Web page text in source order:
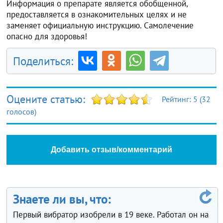
Информация о препарате является обобщенной,
предоставляется в ознакомительных целях и не
заменяет официальную инструкцию. Самолечение
опасно для здоровья!
Поделиться:
Оцените статью: Рейтинг: 5 (32
голосов)
Добавить отзыв/комментарий
Знаете ли вы, что:
Первый вибратор изобрели в 19 веке. Работал он на